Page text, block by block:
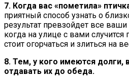
7. Когда вас «пометила»
приятный способ узнать о
результат превзойдет все
когда на улице с вами случится
стоит огорчаться и злиться на
8. Тем, у кого имеются долги,
отдавать их до обеда.